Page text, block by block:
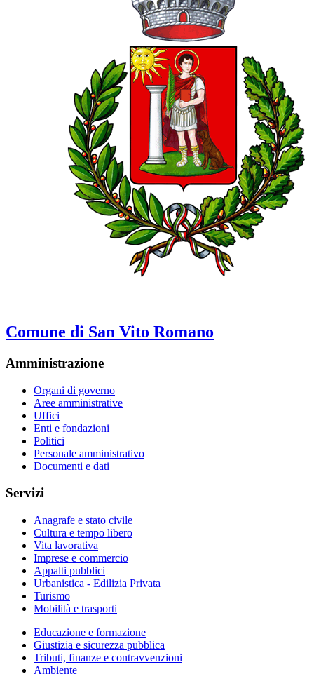
Comune di San Vito Romano
Amministrazione
Organi di governo
Aree amministrative
Uffici
Enti e fondazioni
Politici
Personale amministrativo
Documenti e dati
Servizi
Anagrafe e stato civile
Cultura e tempo libero
Vita lavorativa
Imprese e commercio
Appalti pubblici
Urbanistica - Edilizia Privata
Turismo
Mobilità e trasporti
Educazione e formazione
Giustizia e sicurezza pubblica
Tributi, finanze e contravvenzioni
Ambiente